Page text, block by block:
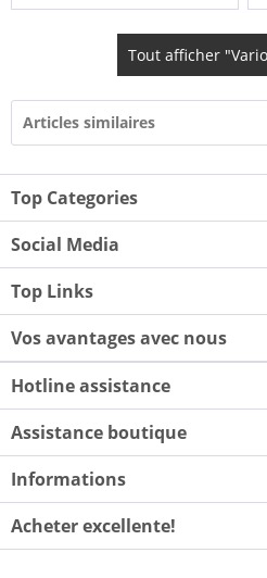
Tout afficher
Articles similaires
Top Categories
Social Media
Top Links
Vos avantages avec nous
Hotline assistance
Assistance boutique
Informations
Acheter excellente!